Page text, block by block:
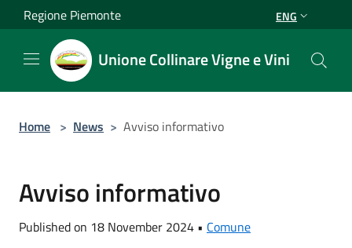
Salta al contenuto principale
Regione Piemonte ENG
Unione Collinare Vigne e Vini
Home > News > Avviso informativo
Avviso informativo
Published on 18 November 2024 • Comune